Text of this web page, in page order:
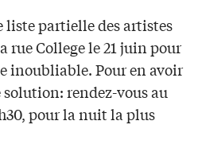
liste partielle des artistes
rue College le 21 juin pour
inoubliable. Pour en avoir
rendez-vous au
pour la nuit la plus